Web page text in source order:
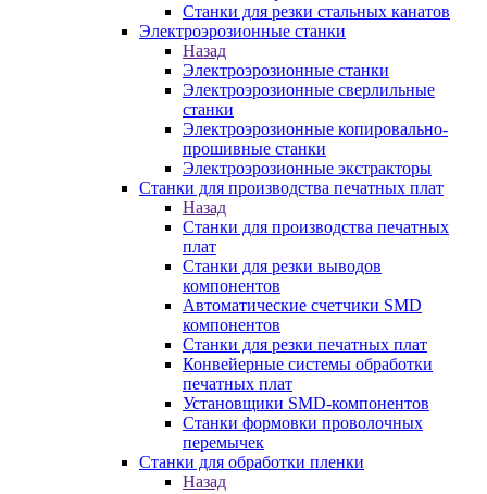
Станки для резки стальных канатов
Электроэрозионные станки
Назад
Электроэрозионные станки
Электроэрозионные сверлильные
станки
Электроэрозионные копировально-
прошивные станки
Электроэрозионные экстракторы
Станки для производства печатных плат
Назад
Станки для производства печатных
плат
Станки для резки выводов
компонентов
Автоматические счетчики SMD
компонентов
Станки для резки печатных плат
Конвейерные системы обработки
печатных плат
Установщики SMD-компонентов
Станки формовки проволочных
перемычек
Станки для обработки пленки
Назад